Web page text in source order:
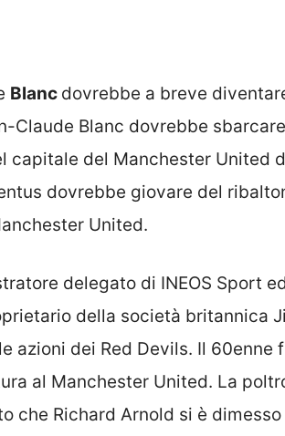
Blanc dovrebbe a breve
Claude Blanc dovrebbe
capitale del Manchester United
dovrebbe giovare del
United.
delegato di INEOS Sport
della società britannica
azioni dei Red Devils. Il 60enne
al Manchester United. La
che Richard Arnold si è